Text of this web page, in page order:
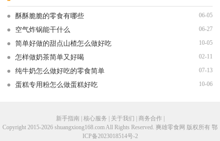
酥酥脆脆的零食有哪些 06-05
空气炸锅能干什么 06-27
简单好做的甜点山楂怎么做好吃 10-05
怎样做奶茶简单又好喝 02-11
纯牛奶怎么做好吃的零食简单 07-13
蛋糕专用粉怎么做蛋糕好吃 10-06
新手指南 | 核心服务 | 关于我们 | 商务合作 |
Copyright 2015-2026 shuangxiong168.com All Rights Reserved. 爽雄零食网 版权所有 鄂
ICP备2023018514号-2